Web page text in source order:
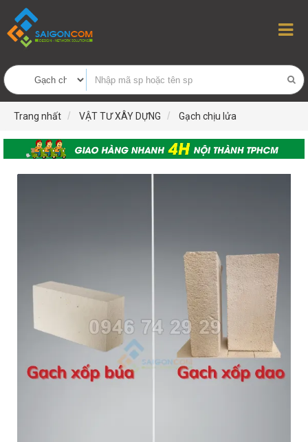
Trang nhất VẬT TƯ XÂY DỰNG Gạch chịu lửa